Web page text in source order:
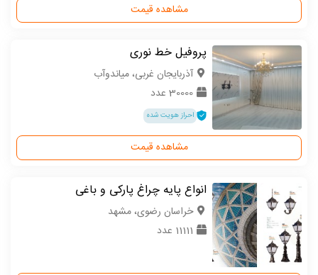
مشاهده قیمت
پروفیل خط نوری
آذربایجان غربی، میاندوآب
30000 عدد
احراز هویت شده
مشاهده قیمت
انواع پایه چراغ پارکی و باغی
خراسان رضوی، مشهد
11111 عدد